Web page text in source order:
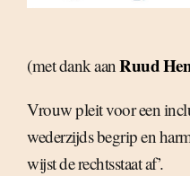
(met dank aanRuud
Vrouw pleit voor een
wederzijds begrip en
wijst de rechtsstaat af’.